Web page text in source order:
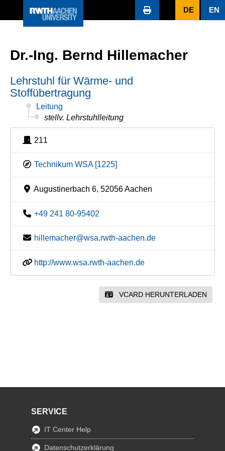
DE EN
Dr.-Ing. Bernd Hillemacher
Lehrstuhl für Wärme- und
Stoffübertragung
Leitung
stellv. Lehrstuhlleitung
211
Technikum WSA [1225]
Augustinerbach 6, 52056 Aachen
+49 241 80-95402
hillemacher@wsa.rwth-aachen.de
http://www.wsa.rwth-aachen.de
VCARD HERUNTERLADEN
SERVICE
IT Center Help
Datenschutzerklärung